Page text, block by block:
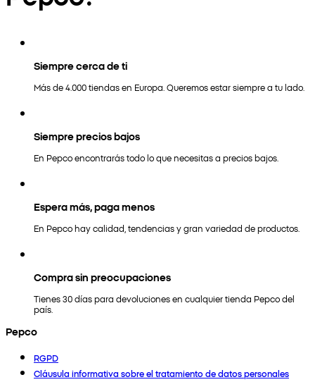
Siempre cerca de ti
Más de 4.000 tiendas en Europa. Queremos estar siempre a tu lado.
Siempre precios bajos
En Pepco encontrarás todo lo que necesitas a precios bajos.
Espera más, paga menos
En Pepco hay calidad, tendencias y gran variedad de productos.
Compra sin preocupaciones
Tienes 30 días para devoluciones en cualquier tienda Pepco del
país.
Pepco
RGPD
Cláusula informativa sobre el tratamiento de datos personales